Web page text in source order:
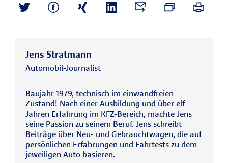
Jens Stratmann
Automobil-Journalist
Baujahr 1979, technisch im einwandfreien
Zustand! Nach einer Ausbildung und über elf
Jahren Erfahrung im KFZ-Bereich, machte Jens
seine Passion zu seinem Beruf. Jens schreibt
Beiträge über Neu- und Gebrauchtwagen, die auf
persönlichen Erfahrungen und Fahrtests zu dem
jeweiligen Auto basieren.